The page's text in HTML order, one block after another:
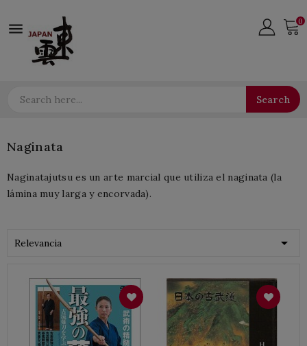
 0
Search
Naginata
Naginatajutsu es un arte marcial que utiliza el naginata (la
lámina muy larga y encorvada).
Relevancia 